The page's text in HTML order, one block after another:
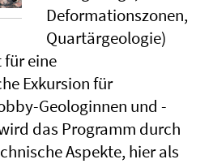
Deformationszonen,
Quartärgeologie)
für eine
Exkursion für
Geologinnen und -
das Programm durch
Aspekte, hier als